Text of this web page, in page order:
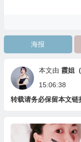
海报
本文由 霞姐
15:06:38
转载请务必保留本文链